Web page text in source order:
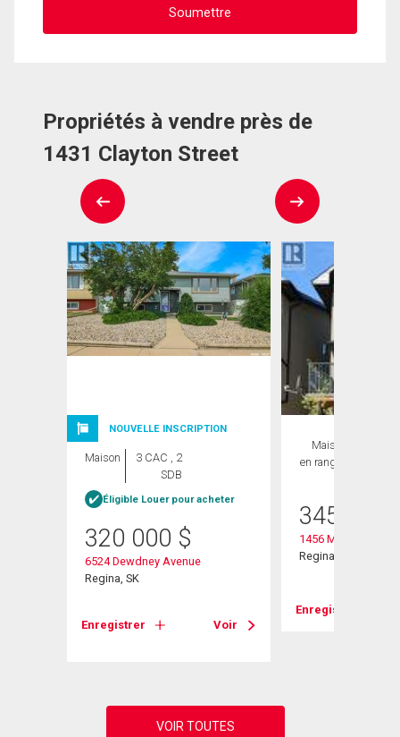
Propriétés à vendre près de
1431 Clayton Street
NOUVELLE INSCRIPTION
Maison
3 CAC , 2
SDB
Éligible Louer pour acheter
320 000 $
6524 Dewdney Avenue
Regina, SK
Enregistrer Voir
Maison
en rangée
345 000
1456 Mccarthy
Regina, SK
Enregistrer